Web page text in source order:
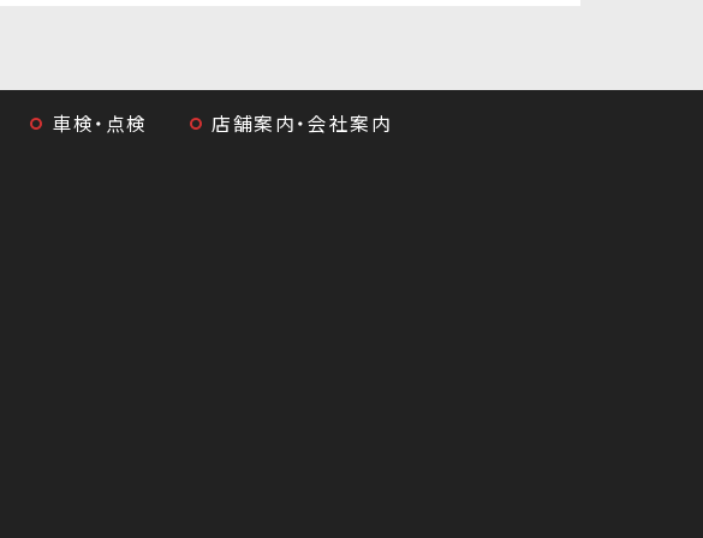
車検・点検
店舗案内・会社案内